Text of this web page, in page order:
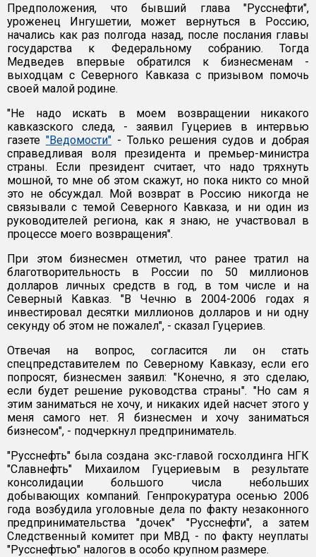
Предположения, что бывший глава "Русснефти",
уроженец Ингушетии, может вернуться в Россию,
начались как раз полгода назад, после послания главы
государства к Федеральному собранию. Тогда
Медведев впервые обратился к бизнесменам -
выходцам с Северного Кавказа с призывом помочь
своей малой родине.
"Не надо искать в моем возвращении никакого
кавказского следа, - заявил Гуцериев в интервью
газете "Ведомости"- Только решения судов и добрая
справедливая воля президента и премьер-министра
страны. Если президент считает, что надо тряхнуть
мошной, то мне об этом скажут, но пока никто со мной
это не обсуждал. Мой возврат в Россию никогда не
связывали с темой Северного Кавказа, и ни один из
руководителей региона, как я знаю, не участвовал в
процессе моего возвращения".
При этом бизнесмен отметил, что ранее тратил на
благотворительность в России по 50 миллионов
долларов личных средств в год, в том числе и на
Северный Кавказ. "В Чечню в 2004-2006 годах я
инвестировал десятки миллионов долларов и ни одну
секунду об этом не пожалел", - сказал Гуцериев.
Отвечая на вопрос, согласится ли он стать
спецпредставителем по Северному Кавказу, если его
попросят, бизнесмен заявил: "Конечно, я это сделаю,
если будет решение руководства страны". "Но сам я
этим заниматься не хочу, и никаких идей насчет этого у
меня самого нет. Я бизнесмен и хочу заниматься
бизнесом", - подчеркнул предприниматель.
"Русснефть" была создана экс-главой госхолдинга НГК
"Славнефть" Михаилом Гуцериевым в результате
консолидации большого числа небольших
добывающих компаний. Генпрокуратура осенью 2006
года возбудила уголовные дела по факту незаконного
предпринимательства "дочек" "Русснефти", а затем
Следственный комитет при МВД - по факту неуплаты
"Русснефтью" налогов в особо крупном размере.